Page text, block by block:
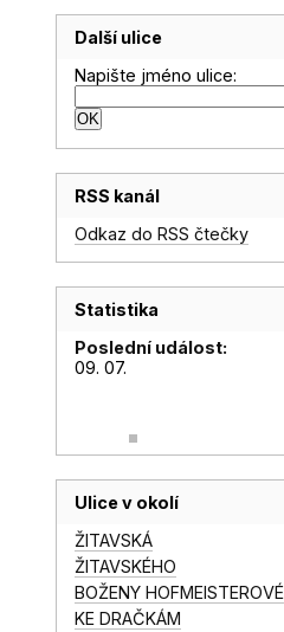
Další ulice
Napište jméno ulice:
RSS kanál
Odkaz do RSS čtečky
Statistika
Poslední událost:
09. 07.
Ulice v okolí
ŽITAVSKÁ
ŽITAVSKÉHO
BOŽENY HOFMEISTEROVÉ
KE DRAČKÁM